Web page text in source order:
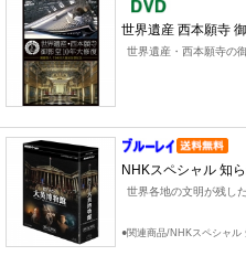
世界遺産 西本願寺
世界遺産・西本願寺の
NHKスペシャル 知
世界各地の文明が残し
●関連商品/NHKスペシャル